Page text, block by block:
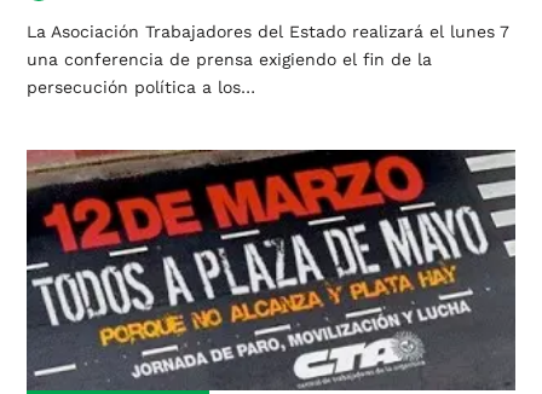
La Asociación Trabajadores del Estado realizará el lunes 7
una conferencia de prensa exigiendo el fin de la
persecución política a los…